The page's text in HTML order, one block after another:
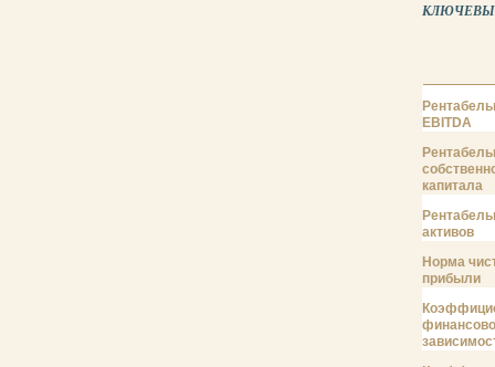
EBITDA
капитала
активов
Норма
прибыли